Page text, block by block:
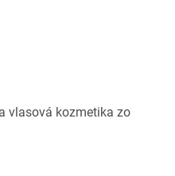
vlasová kozmetika zo